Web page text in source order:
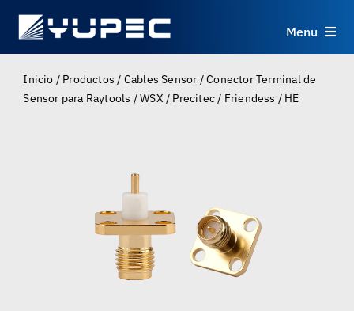
Menu
Productos
Aplicaciones
Recursos
Inicio / Productos / Cables Sensor /Conector Terminal de
Sensor para Raytools / WSX / Precitec / Friendess / HE